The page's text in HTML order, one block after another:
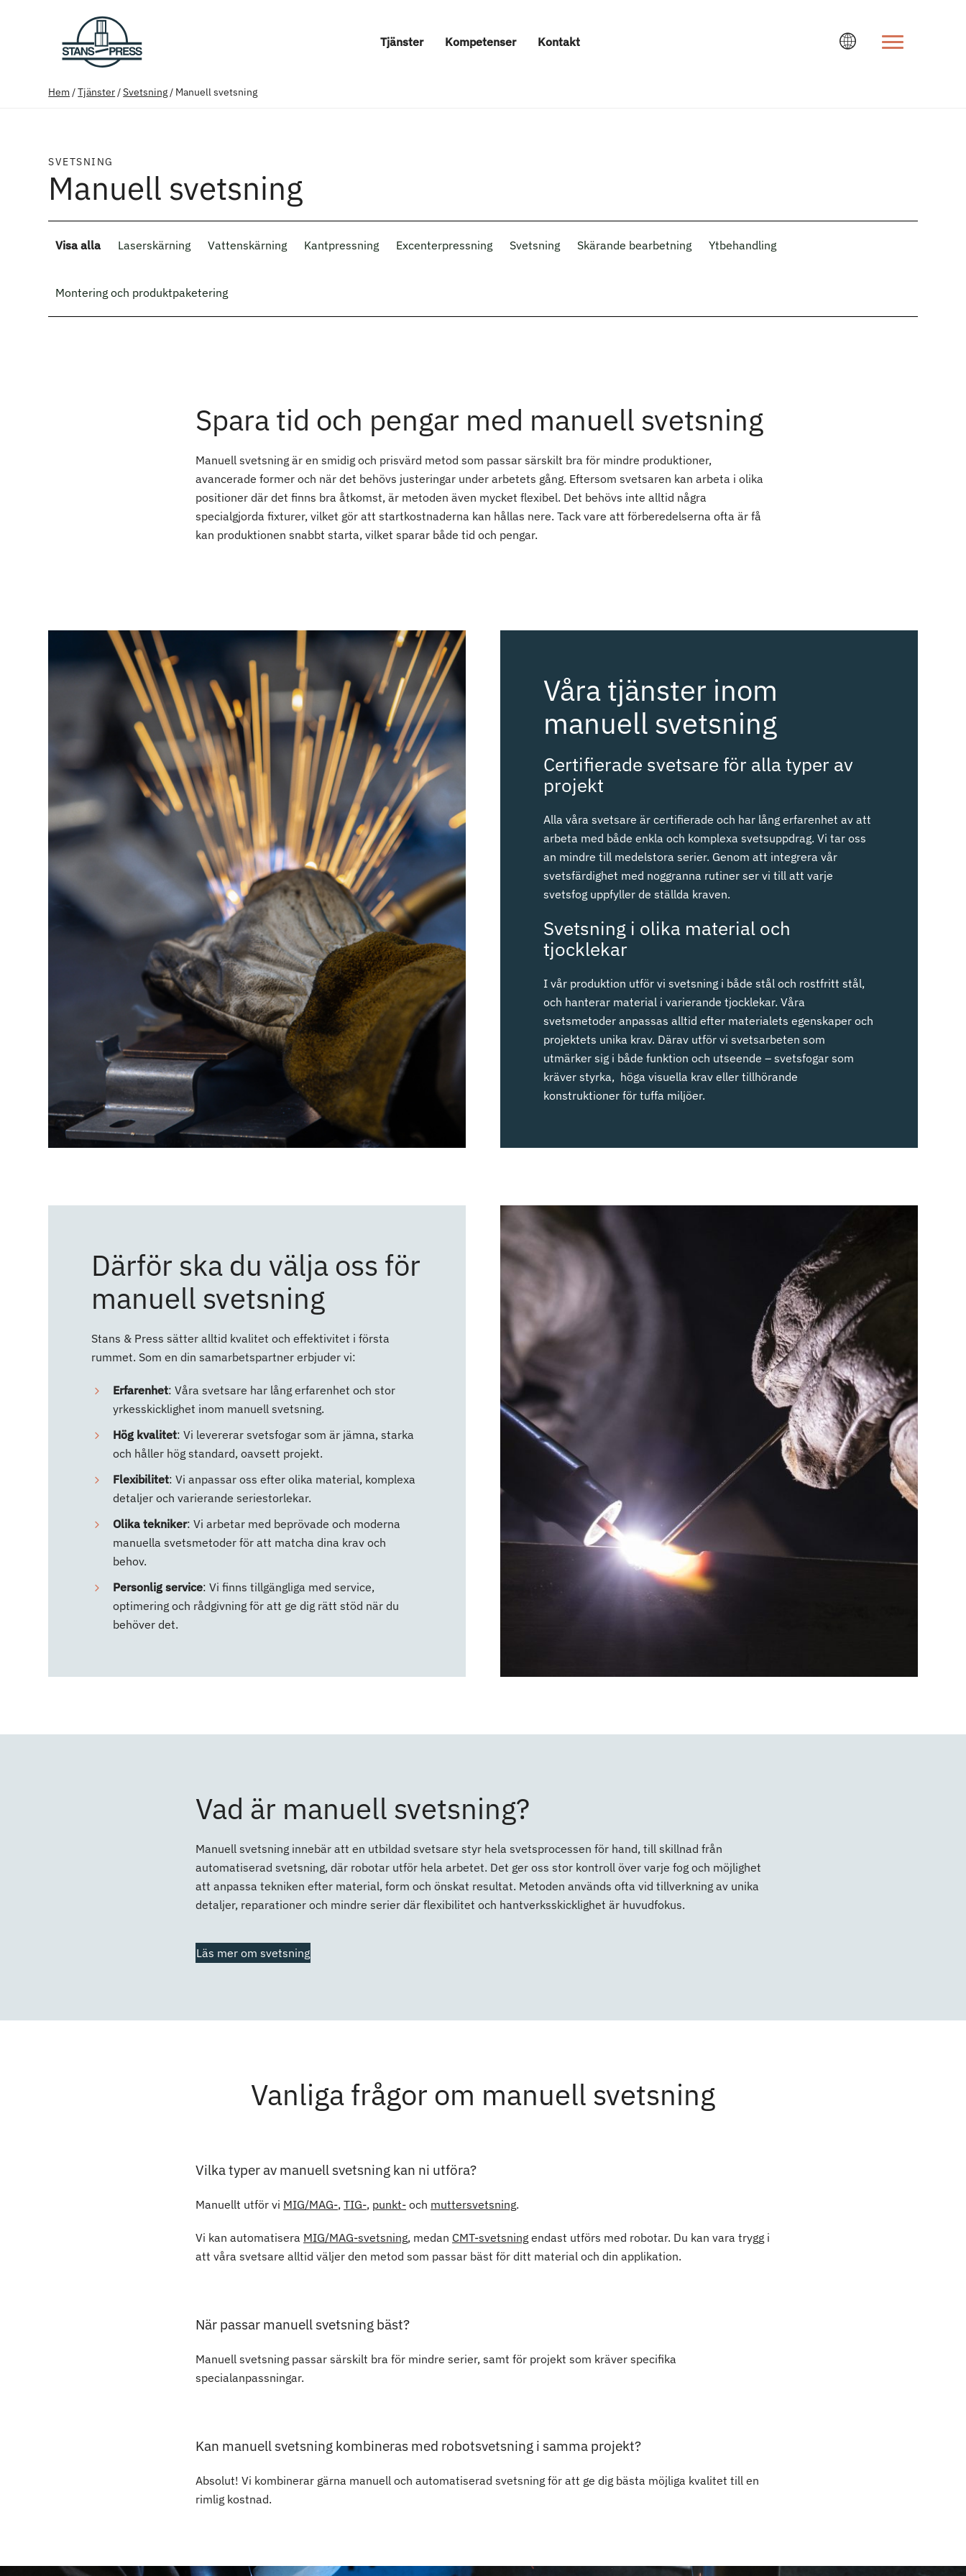
Tjänster Kompetenser Kontakt Ändra språk
Hem/Tjänster/Svetsning/ Manuell svetsning
SVETSNING
Manuell svetsning
Visa alla Laserskärning Vattenskärning Kantpressning Excenterpressning Svetsning Skärande bearbetning Ytbehandling
Montering och produktpaketering
Spara tid och pengar med manuell svetsning
Manuell svetsning är en smidig och prisvärd metod som passar särskilt bra för mindre produktioner,
avancerade former och när det behövs justeringar under arbetets gång. Eftersom svetsaren kan arbeta i olika
positioner där det finns bra åtkomst, är metoden även mycket flexibel. Det behövs inte alltid några
specialgjorda fixturer, vilket gör att startkostnaderna kan hållas nere. Tack vare att förberedelserna ofta är få
kan produktionen snabbt starta, vilket sparar både tid och pengar.
Våra tjänster inom
manuell svetsning
Certifierade svetsare för alla typer av
projekt
Alla våra svetsare är certifierade och har lång erfarenhet av att
arbeta med både enkla och komplexa svetsuppdrag. Vi tar oss
an mindre till medelstora serier. Genom att integrera vår
svetsfärdighet med noggranna rutiner ser vi till att varje
svetsfog uppfyller de ställda kraven.
Svetsning i olika material och
tjocklekar
I vår produktion utför vi svetsning i både stål och rostfritt stål,
och hanterar material i varierande tjocklekar. Våra
svetsmetoder anpassas alltid efter materialets egenskaper och
projektets unika krav. Därav utför vi svetsarbeten som
utmärker sig i både funktion och utseende – svetsfogar som
kräver styrka, höga visuella krav eller tillhörande
konstruktioner för tuffa miljöer.
Därför ska du välja oss för
manuell svetsning
Stans & Press sätter alltid kvalitet och effektivitet i första
rummet. Som en din samarbetspartner erbjuder vi:
Erfarenhet: Våra svetsare har lång erfarenhet och stor
yrkesskicklighet inom manuell svetsning.
Hög kvalitet: Vi levererar svetsfogar som är jämna, starka
och håller hög standard, oavsett projekt.
Flexibilitet: Vi anpassar oss efter olika material, komplexa
detaljer och varierande seriestorlekar.
Olika tekniker: Vi arbetar med beprövade och moderna
manuella svetsmetoder för att matcha dina krav och
behov.
Personlig service: Vi finns tillgängliga med service,
optimering och rådgivning för att ge dig rätt stöd när du
behöver det.
Vad är manuell svetsning?
Manuell svetsning innebär att en utbildad svetsare styr hela svetsprocessen för hand, till skillnad från
automatiserad svetsning, där robotar utför hela arbetet. Det ger oss stor kontroll över varje fog och möjlighet
att anpassa tekniken efter material, form och önskat resultat. Metoden används ofta vid tillverkning av unika
detaljer, reparationer och mindre serier där flexibilitet och hantverksskicklighet är huvudfokus.
Läs mer om svetsning
Vanliga frågor om manuell svetsning
Vilka typer av manuell svetsning kan ni utföra?
Manuellt utför vi MIG/MAG-, TIG-, punkt- och muttersvetsning.
Vi kan automatisera MIG/MAG-svetsning, medan CMT-svetsning endast utförs med robotar. Du kan vara trygg i
att våra svetsare alltid väljer den metod som passar bäst för ditt material och din applikation.
När passar manuell svetsning bäst?
Manuell svetsning passar särskilt bra för mindre serier, samt för projekt som kräver specifika
specialanpassningar.
Kan manuell svetsning kombineras med robotsvetsning i samma projekt?
Absolut! Vi kombinerar gärna manuell och automatiserad svetsning för att ge dig bästa möjliga kvalitet till en
rimlig kostnad.